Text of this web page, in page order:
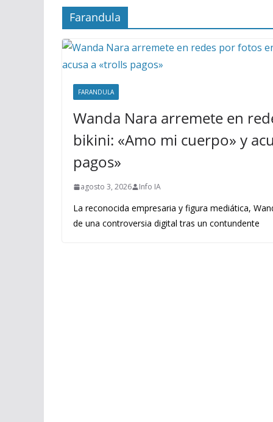
Farandula
FARANDULA
Wanda Nara arremete en
bikini: «Amo mi cuerpo» y
pagos»
agosto 3, 2026 Info IA
La reconocida empresaria y figura mediática,
de una controversia digital tras un contundente